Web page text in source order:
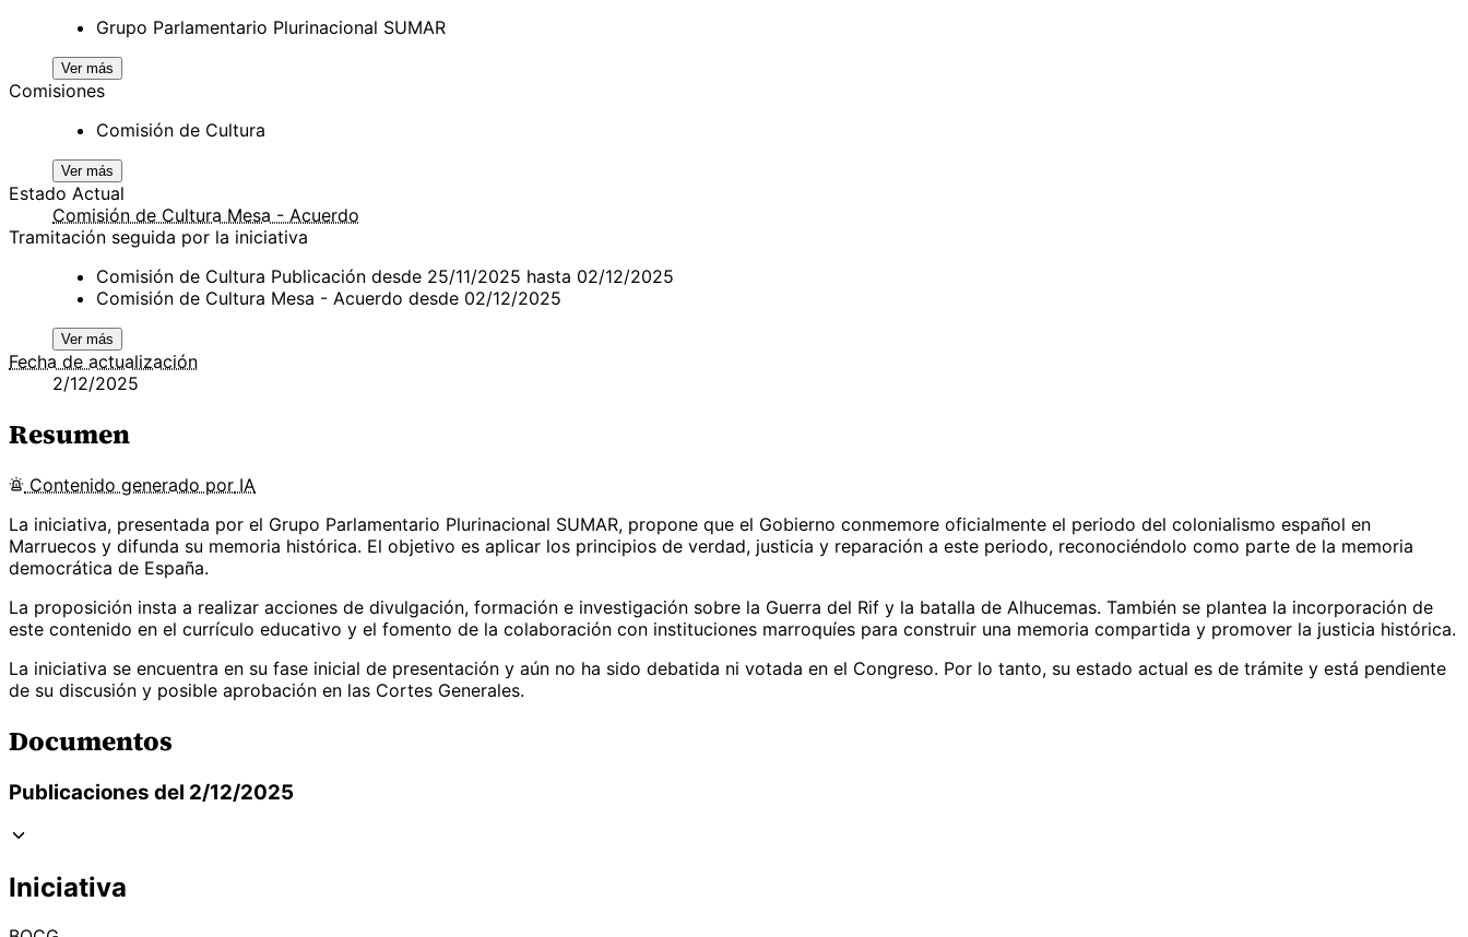
Grupo Parlamentario Plurinacional SUMAR
Ver más
Comisiones
Comisión de Cultura
Ver más
Estado Actual
Comisión de Cultura Mesa - Acuerdo
Tramitación seguida por la iniciativa
Comisión de Cultura Publicación desde 25/11/2025 hasta 02/12/2025
Comisión de Cultura Mesa - Acuerdo desde 02/12/2025
Ver más
Fecha de actualización
2/12/2025
Resumen
Contenido generado por IA
La iniciativa, presentada por el Grupo Parlamentario Plurinacional SUMAR, propone que el Gobierno conmemore oficialmente el periodo del colonialismo español en
Marruecos y difunda su memoria histórica. El objetivo es aplicar los principios de verdad, justicia y reparación a este periodo, reconociéndolo como parte de la memoria
democrática de España.
La proposición insta a realizar acciones de divulgación, formación e investigación sobre la Guerra del Rif y la batalla de Alhucemas. También se plantea la incorporación de
este contenido en el currículo educativo y el fomento de la colaboración con instituciones marroquíes para construir una memoria compartida y promover la justicia histórica.
La iniciativa se encuentra en su fase inicial de presentación y aún no ha sido debatida ni votada en el Congreso. Por lo tanto, su estado actual es de trámite y está pendiente
de su discusión y posible aprobación en las Cortes Generales.
Documentos
Publicaciones del 2/12/2025
Iniciativa